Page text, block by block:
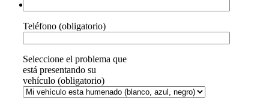
Teléfono (obligatorio)
Seleccione el problema que
está presentando su
vehículo (obligatorio)